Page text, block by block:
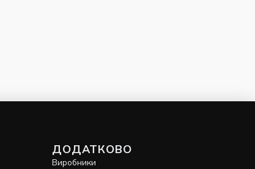
ДОДАТКОВО
Виробники